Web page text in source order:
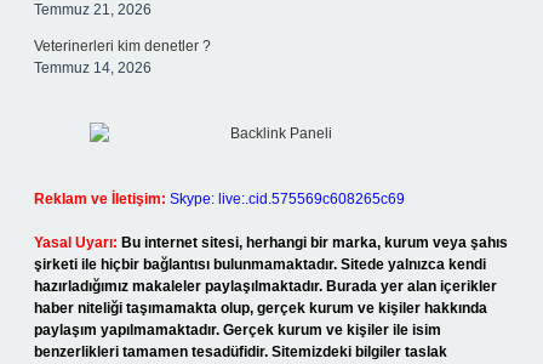
Temmuz 21, 2026
Veterinerleri kim denetler ?
Temmuz 14, 2026
Reklam ve İletişim: Skype: live:.cid.575569c608265c69
Yasal Uyarı: Bu internet sitesi, herhangi bir marka, kurum veya şahıs
şirketi ile hiçbir bağlantısı bulunmamaktadır. Sitede yalnızca kendi
hazırladığımız makaleler paylaşılmaktadır. Burada yer alan içerikler
haber niteliği taşımamakta olup, gerçek kurum ve kişiler hakkında
paylaşım yapılmamaktadır. Gerçek kurum ve kişiler ile isim
benzerlikleri tamamen tesadüfidir. Sitemizdeki bilgiler taslak